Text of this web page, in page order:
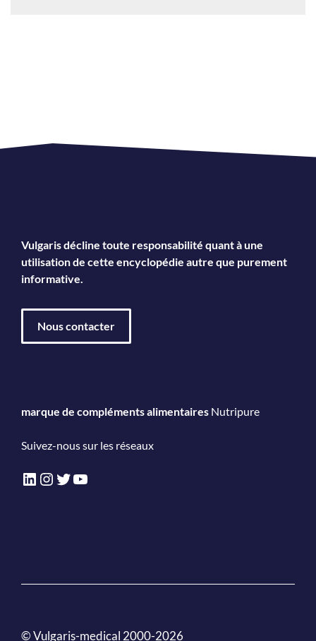
Vulgaris décline toute responsabilité quant à une
utilisation de cette encyclopédie autre que purement
informative.
Nous contacter
marque de compléments alimentaires Nutripure
Suivez-nous sur les réseaux
LinkedIn
Instagram
Twitter
YouTube
© Vulgaris-medical 2000-2026